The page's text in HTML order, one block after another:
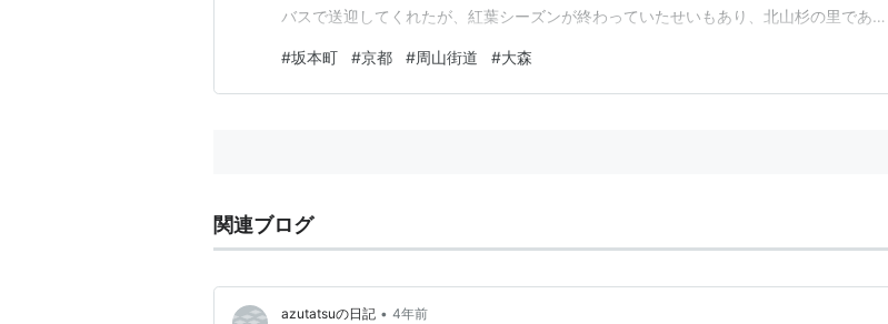
バスで送迎してくれたが、紅葉シーズンが終わっていたせいもあり、北山杉の里である
で鶏のすき焼きを食したのだが、隣の部屋には昔ながらの囲炉裏もあり、町内の長老が
タバコを燻らす姿も絵になる⁉ 食事が終われば、餅つき…
#坂本町 #京都 #周山街道 #大森
関連ブログ
azutatsuの日記 • 4年前